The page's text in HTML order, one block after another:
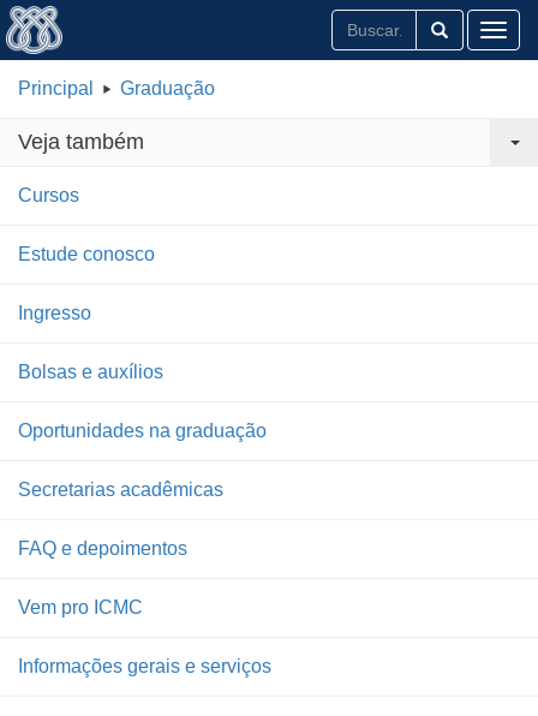
Principal Graduação
Veja também
Cursos
Estude conosco
Ingresso
Bolsas e auxílios
Oportunidades na graduação
Secretarias acadêmicas
FAQ e depoimentos
Vem pro ICMC
Informações gerais e serviços